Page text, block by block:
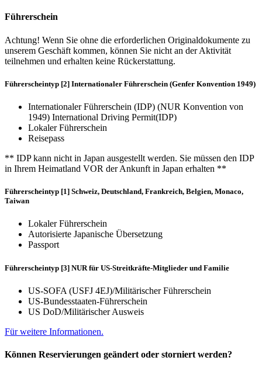
Führerschein
Achtung! Wenn Sie ohne die erforderlichen Originaldokumente zu
unserem Geschäft kommen, können Sie nicht an der Aktivität
teilnehmen und erhalten keine Rückerstattung.
Führerscheintyp [2] Internationaler Führerschein (Genfer Konvention 1949)
Internationaler Führerschein (IDP) (NUR Konvention von
1949) International Driving Permit(IDP)
Lokaler Führerschein
Reisepass
** IDP kann nicht in Japan ausgestellt werden. Sie müssen den IDP
in Ihrem Heimatland VOR der Ankunft in Japan erhalten **
Führerscheintyp [1] Schweiz, Deutschland, Frankreich, Belgien, Monaco,
Taiwan
Lokaler Führerschein
Autorisierte Japanische Übersetzung
Passport
Führerscheintyp [3] NUR für US-Streitkräfte-Mitglieder und Familie
US-SOFA (USFJ 4EJ)/Militärischer Führerschein
US-Bundesstaaten-Führerschein
US DoD/Militärischer Ausweis
Für weitere Informationen.
Können Reservierungen geändert oder storniert werden?